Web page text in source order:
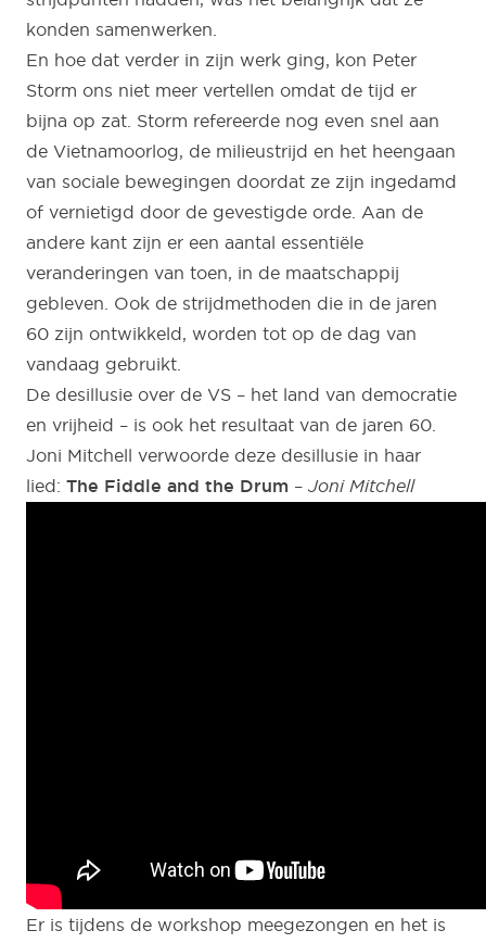
konden samenwerken.
En hoe dat verder in zijn werk ging, kon Peter
Storm ons niet meer vertellen omdat de tijd er
bijna op zat. Storm refereerde nog even snel aan
de Vietnamoorlog, de milieustrijd en het heengaan
van sociale bewegingen doordat ze zijn ingedamd
of vernietigd door de gevestigde orde. Aan de
andere kant zijn er een aantal essentiële
veranderingen van toen, in de maatschappij
gebleven. Ook de strijdmethoden die in de jaren
60 zijn ontwikkeld, worden tot op de dag van
vandaag gebruikt.
De desillusie over de VS – het land van democratie
en vrijheid – is ook het resultaat van de jaren 60.
Joni Mitchell verwoorde deze desillusie in haar
lied: The Fiddle and the Drum – Joni Mitchell
Er is tijdens de workshop meegezongen en het is